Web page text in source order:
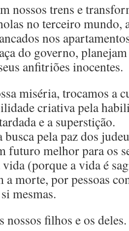
nossos trens e
no terceiro mundo,
nos
do governo, planejam
anfitriões inocentes.
miséria, trocamos a
criativa pela
e a superstição.
pela paz dos
futuro melhor para os
(porque a vida é
a morte, por pessoas
mesmas.
nossos filhos e os deles.